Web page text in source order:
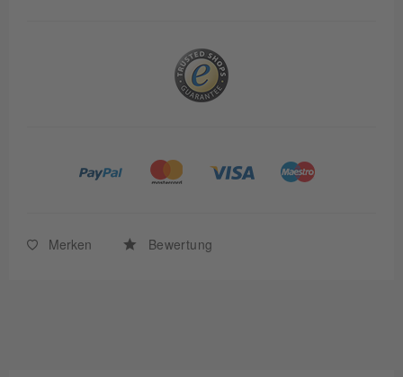
Merken Bewertung